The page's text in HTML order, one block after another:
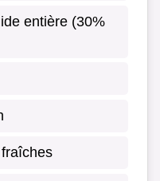
entière (30%